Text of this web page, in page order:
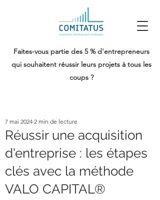
Faites-vous partie des 5 % d'entrepreneurs
qui souhaitent réussir leurs projets à tous les
coups ?
Réussir une acquisition
d'entreprise : les étapes
clés avec la méthode
VALO CAPITAL®
7 mai 2024 2 min de lecture